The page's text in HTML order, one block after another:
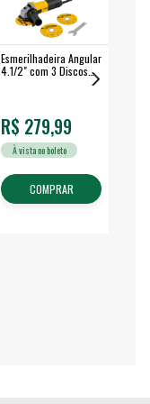
Esmerilhadeira Angular
4.1/2" com 3 Discos
R$ 279,99
À vista no boleto
COMPRAR